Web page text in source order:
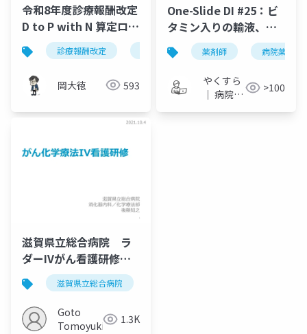
令和8年度診療報酬改定
D to P with N 算定ロジ
ック・ブループリント
｜看護師等同席オンラ
イン診療の評価明確化
を完全解説
診療報酬改定 d to p with n オンライン診療
岡大徳 593
One-Slide DI #25：ビ
タミン入りの輸液、全
部遮光が必要?
薬剤師 病院薬剤師
やくすら
｜ 病院薬
>100
滋賀県立総合病院 ラ
ダーIVがん看護研修
20211004滋賀県立総合病院
Goto
Tomoyuki
1.3K